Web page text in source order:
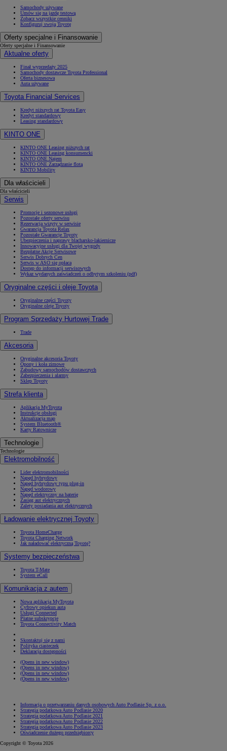
Samochody używane
Umów się na jazdę testową
Zobacz wszystkie cenniki
Konfiguruj swoją Toyotę
Oferty specjalne i Finansowanie
Oferty specjalne i Finansowanie
Aktualne oferty
Finał wyprzedaży 2025
Samochody dostawcze Toyota Professional
Oferta biznesowa
Auta używane
Toyota Financial Services
Kredyt niższych rat Toyota Easy
Kredyt standardowy
Leasing standardowy
KINTO ONE
KINTO ONE Leasing niższych rat
KINTO ONE Leasing konsumencki
KINTO ONE Najem
KINTO ONE Zarządzanie flotą
KINTO Mobility
Dla właścicieli
Dla właścicieli
Serwis
Promocje i sezonowe usługi
Pozostałe oferty serwisu
Rezerwacja wizyty w serwisie
Gwarancja Toyota Relax
Pozostałe Gwarancje Toyoty
Ubezpieczenia i naprawy blacharsko-lakiernicze
Innowacyjne usługi dla Twojej wygody
Bezpłatne Akcje Serwisowe
Serwis Dobrych Cen
Serwis w ASO się opłaca
Dostęp do informacji serwisowych
Wykaz wydanych zaświadczeń o odbytym szkoleniu (pdf)
Oryginalne części i oleje Toyota
Oryginalne części Toyoty
Oryginalne oleje Toyoty
Program Sprzedaży Hurtowej Trade
Trade
Akcesoria
Oryginalne akcesoria Toyoty
Opony i koła zimowe
Zabudowy samochodów dostawczych
Zabezpieczenia i alarmy
Sklep Toyoty
Strefa klienta
Aplikacja MyToyota
Instrukcje obsługi
Aktualizacja map
System Bluetooth®
Karty Ratownicze
Technologie
Technologie
Elektromobilność
Lider elektromobilności
Napęd hybrydowy
Napęd hybrydowy typu plug-in
Napęd wodorowy
Napęd elektryczny na baterię
Zasięg aut elektrycznych
Zalety posiadania aut elektrycznych
Ładowanie elektrycznej Toyoty
Toyota HomeCharge
Toyota Charging Network
Jak naładować elektryczną Toyotę?
Systemy bezpieczeństwa
Toyota T-Mate
System eCall
Komunikacja z autem
Nowa aplikacja MyToyota
Cyfrowy opiekun auta
Usługi Connected
Płatne subskrypcje
Toyota Connectivity Match
Skontaktuj się z nami
Polityka ciasteczek
Deklaracja dostępności
(Opens in new window)
(Opens in new window)
(Opens in new window)
(Opens in new window)
Informacja o przetwarzaniu danych osobowych Auto Podlasie Sp. z o.o.
Strategia podatkowa Auto Podlasie 2020
Strategia podatkowa Auto Podlasie 2021
Strategia podatkowa Auto Podlasie 2022
Strategia podatkowa Auto Podlasie 2023
Oświadczenie dużego przedsiębiorcy
Copyright © Toyota 2026